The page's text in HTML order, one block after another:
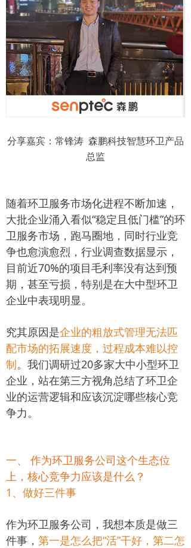
分享嘉宾：常锋涛 森鹏科技智慧环卫产品
总监
随着环卫服务市场化进程不断加速，
大批企业涌入看似“稳定且低门槛”的环
卫服务市场，跑马圈地，同时行业竞
争也愈演愈烈，行业调查数据显示，
目前近70%的项目毛利率没有达到预
期，甚至亏损，特别是在大中型环卫
企业中表现明显。
究其原因是企业的粗放式管理无法匹
配市场的拓展速度，过程成本难以控
制。我们调研过20多家大中小型环卫
企业，站在第三方视角总结了环卫企
业的运营逻辑和应该沉淀哪些核心竞
争力。
一、 作为环卫服务公司这个生态位
上，核心竞争力应该是什么？
1、做好三件事
作为环卫服务公司，我想本质是做三
件事， 第一是怎么把“活”干好，第二怎